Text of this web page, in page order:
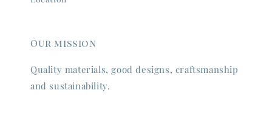
Our mission
Quality materials, good designs, craftsmanship
and sustainability.